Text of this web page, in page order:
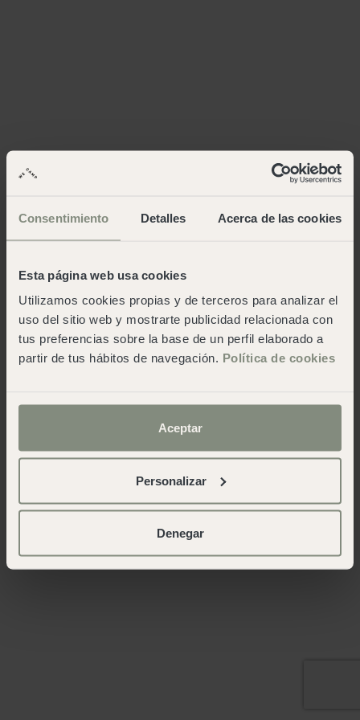
Consentimiento Detalles Acerca de las cookies
Esta página web usa cookies
Utilizamos cookies propias y de terceros para analizar el
uso del sitio web y mostrarte publicidad relacionada con
tus preferencias sobre la base de un perfil elaborado a
partir de tus hábitos de navegación. Política de cookies
Aceptar
Personalizar
Denegar